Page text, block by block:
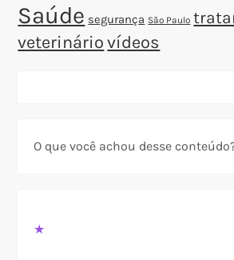
Saúde segurança São Paulo
veterinário vídeos
O que você achou desse
★